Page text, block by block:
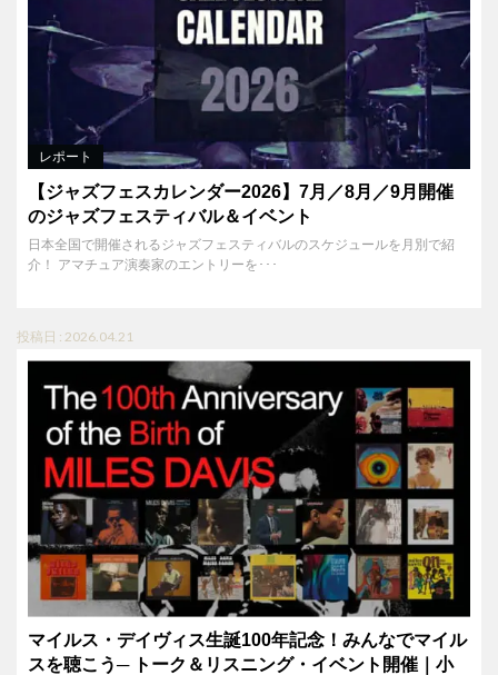
レポート
【ジャズフェスカレンダー2026】7月／8月／9月開催
のジャズフェスティバル＆イベント
日本全国で開催されるジャズフェスティバルのスケジュールを月別で紹
介！ アマチュア演奏家のエントリーを･･･
投稿日 : 2026.04.21
マイルス・デイヴィス生誕100年記念！みんなでマイル
スを聴こう─ トーク＆リスニング・イベント開催｜小